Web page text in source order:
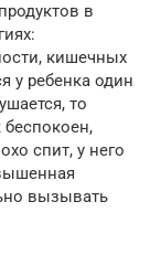
в
кишечных
у ребенка один
то
беспокоен,
спит, у него
вызывать